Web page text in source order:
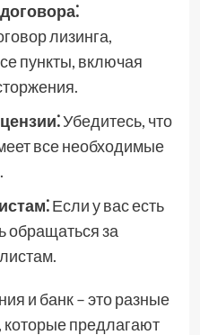
лизинга,
пункты, включая
Убедитесь, что
все необходимые
Если у вас есть
обращаться за
и банк – это разные
предлагают